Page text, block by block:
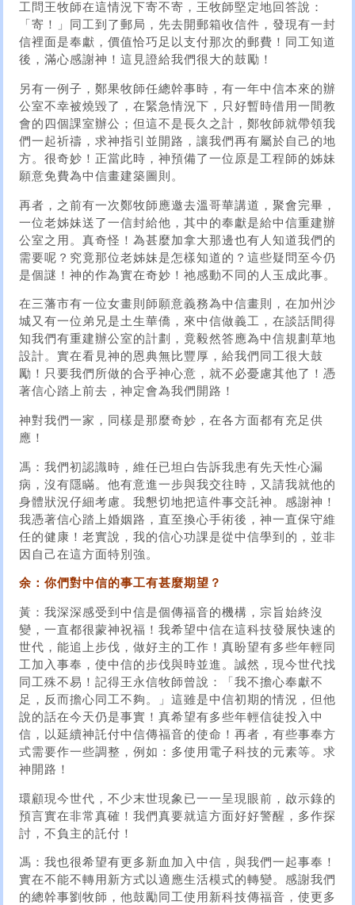
工問王牧師在這情況下寄不寄，王牧師堅定地回答說：
「寄！」同工到了郵局，先去開郵箱收信件，發現有一封
信裡面是奉獻，價值恰巧足以支付那次的郵費！同工知道
後，滿心感謝神！這見證給我們很大的鼓勵！
另有一例子，鄭果牧師任總幹事時，有一年中信本來的辦
公室不幸被燒毀了，在緊急情況下，只好暫時借用一間教
會的四個課室辦公；但這不是長久之計，鄭牧師就帶領我
們一起祈禱，求神指引並開路，讓我們再有屬於自己的地
方。很奇妙！正當此時，神預備了一位原是工程師的姊妹
願意免費為中信畫建築圖則。
再者，之前有一次鄭牧師應邀去溫哥華講道，聚會完畢，
一位老姊妹送了一信封給他，其中的奉獻是給中信重建辦
公室之用。真奇怪！為甚麼加拿大那邊也有人知道我們的
需要呢？究竟那位老姊妹是怎樣知道的？這些疑問至今仍
是個謎！神的作為實在奇妙！祂感動不同的人玉成此事。
在三藩市有一位女畫則師願意義務為中信畫則，在加州沙
城又有一位弟兄是土生華僑，來中信做義工，在談話間得
知我們有重建辦公室的計劃，竟毅然答應為中信規劃草地
設計。實在看見神的恩典無比豐厚，給我們同工很大鼓
勵！只要我們所做的合乎神心意，就不必憂慮其他了！憑
著信心踏上前去，神定會為我們開路！
神對我們一家，同樣是那麼奇妙，在各方面都有充足供
應！
馮：我們初認識時，維任已坦白告訴我患有先天性心漏
病，沒有隱瞞。他有意進一步與我交往時，又請我就他的
身體狀況仔細考慮。我懇切地把這件事交託神。感謝神！
我憑著信心踏上婚姻路，直至換心手術後，神一直保守維
任的健康！老實說，我的信心功課是從中信學到的，並非
因自己在這方面特別強。
余：你們對中信的事工有甚麼期望？
黃：我深深感受到中信是個傳福音的機構，宗旨始終沒
變，一直都很蒙神祝福！我希望中信在這科技發展快速的
世代，能追上步伐，做好主的工作！真盼望有多些年輕同
工加入事奉，使中信的步伐與時並進。誠然，現今世代找
同工殊不易！記得王永信牧師曾說：「我不擔心奉獻不
足，反而擔心同工不夠。」這雖是中信初期的情況，但他
說的話在今天仍是事實！真希望有多些年輕信徒投入中
信，以延續神託付中信傳福音的使命！再者，有些事奉方
式需要作一些調整，例如：多使用電子科技的元素等。求
神開路！
環顧現今世代，不少末世現象已一一呈現眼前，啟示錄的
預言實在非常真確！我們真要就這方面好好警醒，多作探
討，不負主的託付！
馮：我也很希望有更多新血加入中信，與我們一起事奉！
實在不能不轉用新方式以適應生活模式的轉變。感謝我們
的總幹事劉牧師，他鼓勵同工使用新科技傳福音，使更多